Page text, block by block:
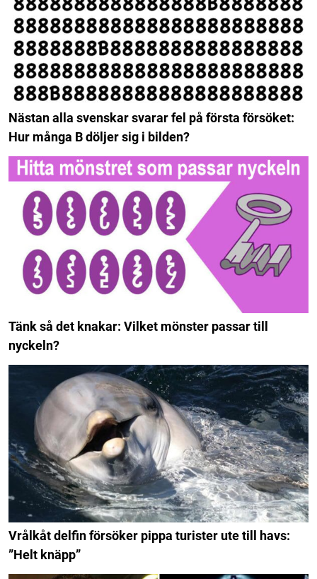
Nästan alla svenskar svarar fel på första försöket:
Hur många B döljer sig i bilden?
Tänk så det knakar: Vilket mönster passar till
nyckeln?
Vrålkåt delfin försöker pippa turister ute till havs:
”Helt knäpp”